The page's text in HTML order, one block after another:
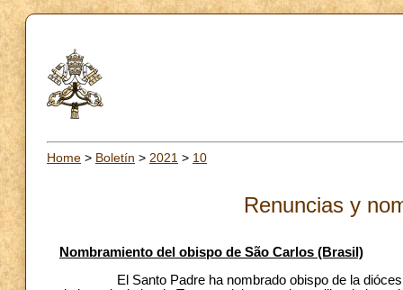
Home > Boletín > 2021 > 10
Renuncias y
Nombramiento del obispo de São Carlos (Brasil)
El Santo Padre ha nombrado obispo de la diócesis